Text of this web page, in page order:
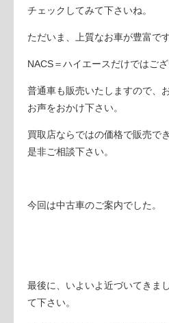
チェックしてみて下さいね。
ただいま、上質なお車が豊富です
NACS＝ハイエースだけではござ
普通車も販売いたしますので、
お声をおかけ下さい。
買取店ならではの価格で販売で
是非ご相談下さい。
今回は中古車のご案内でした。
最後に、いよいよ近づいてきま
て下さい。